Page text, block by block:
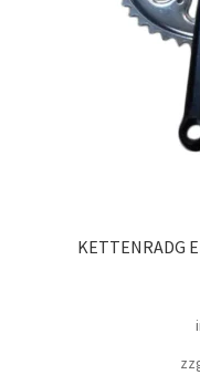
KETTENRADG